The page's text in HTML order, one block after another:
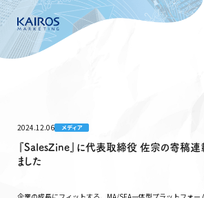
2024.12.06 メディア
『SalesZine』に代表取締役 佐宗の寄稿
ました